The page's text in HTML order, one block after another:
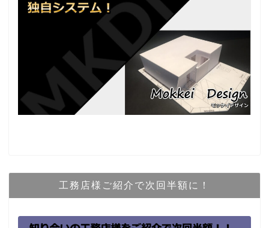
工務店様ご紹介で次回半額に！